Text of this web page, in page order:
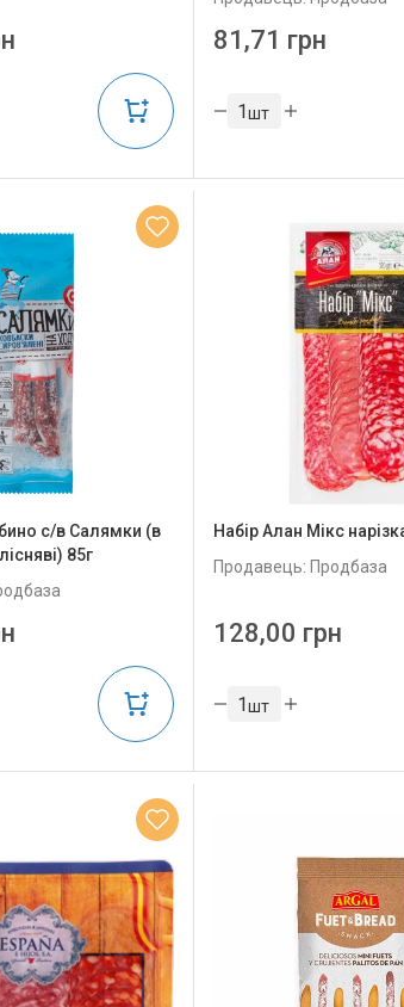
81,71 грн
шт
с/в Салямки (в
85г
Набір Алан Мікс
Продавець: Продбаза
128,00 грн
шт